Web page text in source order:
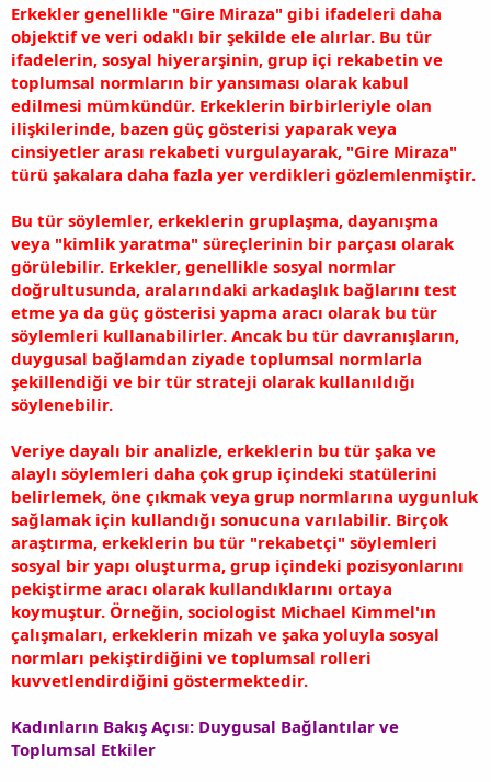
Erkekler genellikle "Gire Miraza" gibi ifadeleri daha
objektif ve veri odaklı bir şekilde ele alırlar. Bu tür
ifadelerin, sosyal hiyerarşinin, grup içi rekabetin ve
toplumsal normların bir yansıması olarak kabul
edilmesi mümkündür. Erkeklerin birbirleriyle olan
ilişkilerinde, bazen güç gösterisi yaparak veya
cinsiyetler arası rekabeti vurgulayarak, "Gire Miraza"
türü şakalara daha fazla yer verdikleri gözlemlenmiştir.
Bu tür söylemler, erkeklerin gruplaşma, dayanışma
veya "kimlik yaratma" süreçlerinin bir parçası olarak
görülebilir. Erkekler, genellikle sosyal normlar
doğrultusunda, aralarındaki arkadaşlık bağlarını test
etme ya da güç gösterisi yapma aracı olarak bu tür
söylemleri kullanabilirler. Ancak bu tür davranışların,
duygusal bağlamdan ziyade toplumsal normlarla
şekillendiği ve bir tür strateji olarak kullanıldığı
söylenebilir.
Veriye dayalı bir analizle, erkeklerin bu tür şaka ve
alaylı söylemleri daha çok grup içindeki statülerini
belirlemek, öne çıkmak veya grup normlarına uygunluk
sağlamak için kullandığı sonucuna varılabilir. Birçok
araştırma, erkeklerin bu tür "rekabetçi" söylemleri
sosyal bir yapı oluşturma, grup içindeki pozisyonlarını
pekiştirme aracı olarak kullandıklarını ortaya
koymuştur. Örneğin, sociologist Michael Kimmel'ın
çalışmaları, erkeklerin mizah ve şaka yoluyla sosyal
normları pekiştirdiğini ve toplumsal rolleri
kuvvetlendirdiğini göstermektedir.
Kadınların Bakış Açısı: Duygusal Bağlantılar ve
Toplumsal Etkiler